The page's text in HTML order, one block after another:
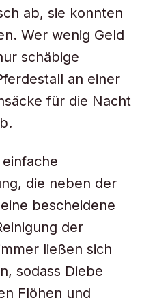
ab, sie konnten
Wer wenig Geld
schäbige
an einer
für die Nacht
die neben der
bescheidene
der
ließen sich
sodass Diebe
Flöhen und